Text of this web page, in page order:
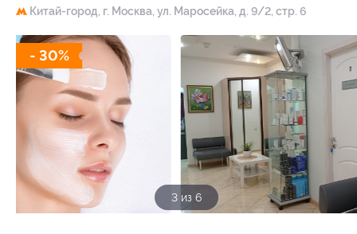
Китай-город, г. Москва, ул. Маросейка, д. 9/2, стр. 6
- 30%
3 из 6